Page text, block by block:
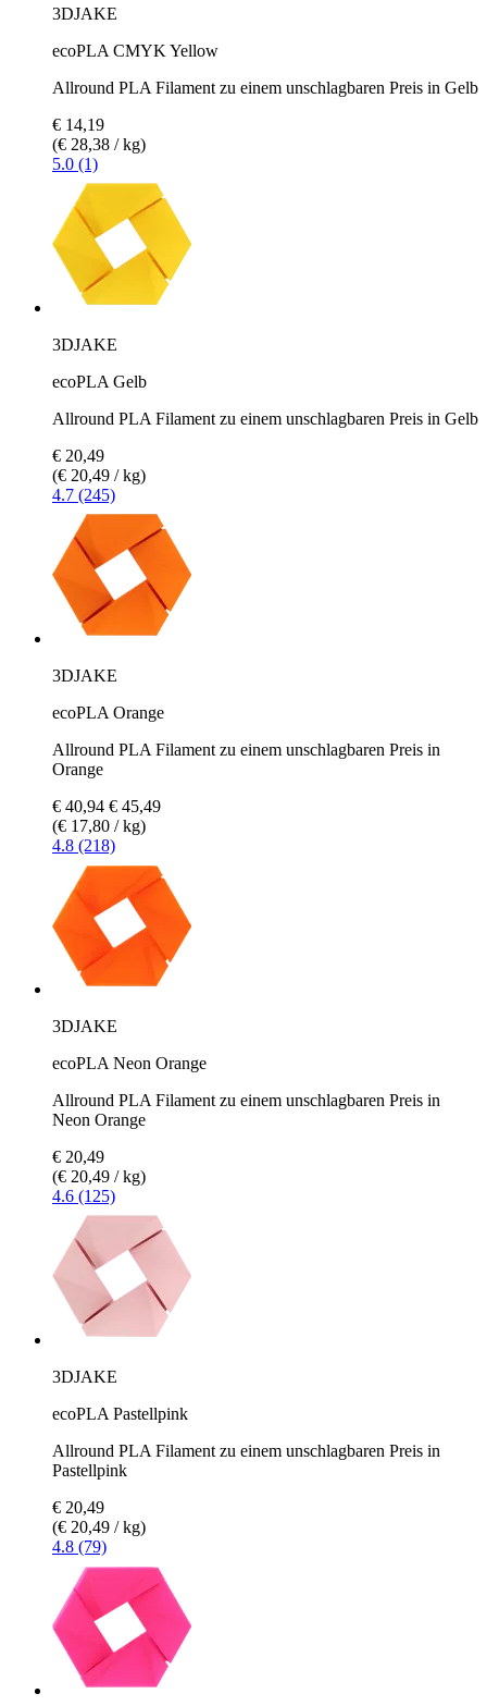
3DJAKE
ecoPLA CMYK Yellow
Allround PLA Filament zu einem unschlagbaren Preis in Gelb
€ 14,19
(€ 28,38 / kg)
5.0 (1)
3DJAKE
ecoPLA Gelb
Allround PLA Filament zu einem unschlagbaren Preis in Gelb
€ 20,49
(€ 20,49 / kg)
4.7 (245)
3DJAKE
ecoPLA Orange
Allround PLA Filament zu einem unschlagbaren Preis in
Orange
€ 40,94 € 45,49
(€ 17,80 / kg)
4.8 (218)
3DJAKE
ecoPLA Neon Orange
Allround PLA Filament zu einem unschlagbaren Preis in
Neon Orange
€ 20,49
(€ 20,49 / kg)
4.6 (125)
3DJAKE
ecoPLA Pastellpink
Allround PLA Filament zu einem unschlagbaren Preis in
Pastellpink
€ 20,49
(€ 20,49 / kg)
4.8 (79)